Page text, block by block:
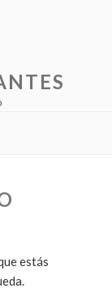
estás